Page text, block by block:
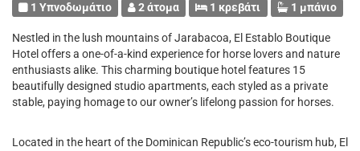
1 Υπνοδωμάτιο 2 άτομα 1 κρεβάτι 1 μπάνιο
Nestled in the lush mountains of Jarabacoa, El Establo Boutique
Hotel offers a one-of-a-kind experience for horse lovers and nature
enthusiasts alike. This charming boutique hotel features 15
beautifully designed studio apartments, each styled as a private
stable, paying homage to our owner’s lifelong passion for horses.
Located in the heart of the Dominican Republic’s eco-tourism hub, El